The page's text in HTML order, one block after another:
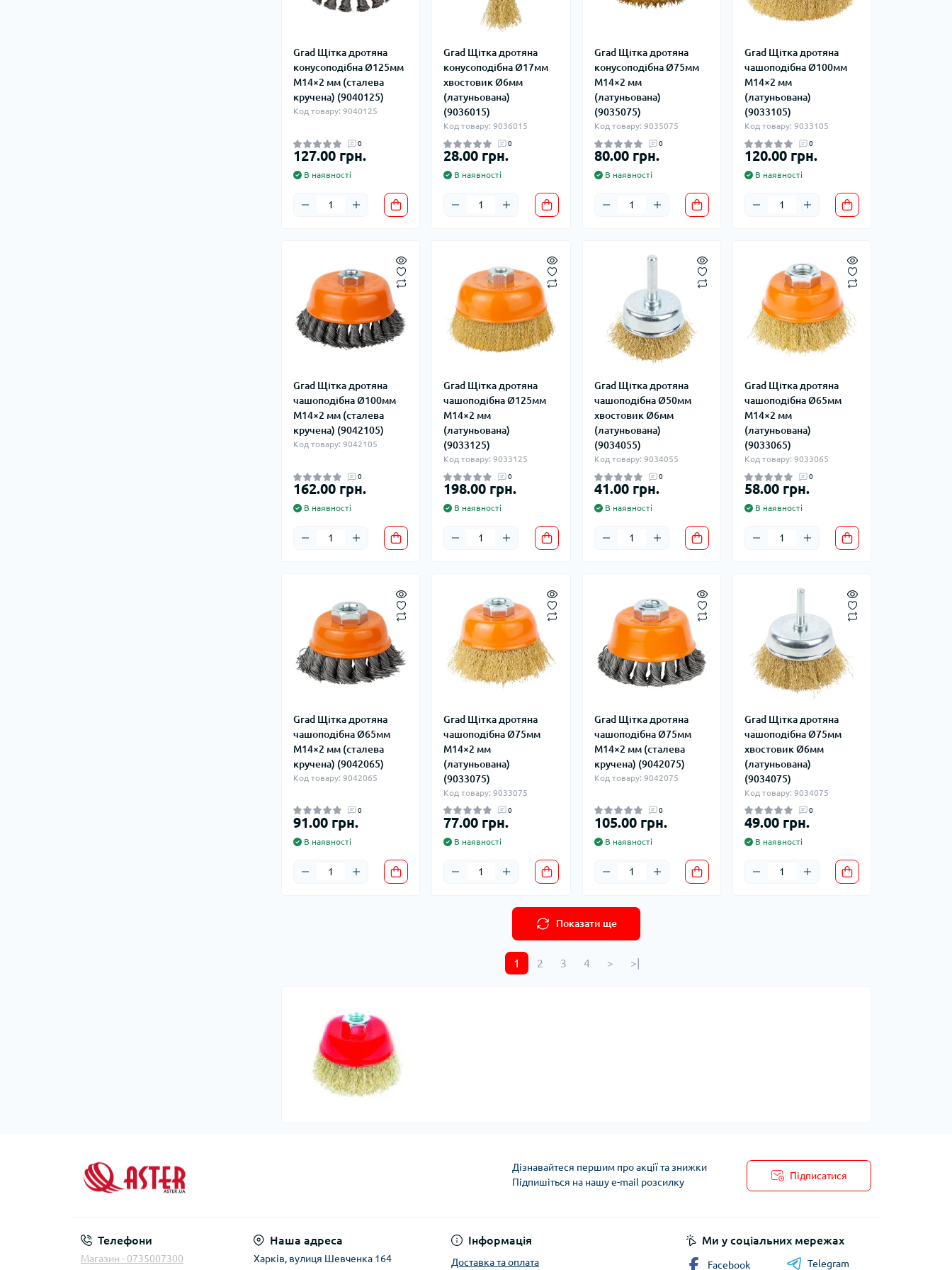
Grad Щітка дротяна
конусоподібна Ø125мм
М14×2 мм (сталева
кручена) (9040125)
Код товару: 9040125
0
127.00 грн.
В наявності
Grad Щітка дротяна
конусоподібна Ø17мм
хвостовик Ø6мм
(латуньована)
(9036015)
Код товару: 9036015
0
28.00 грн.
В наявності
Grad Щітка дротяна
конусоподібна Ø75мм
М14×2 мм
(латуньована)
(9035075)
Код товару: 9035075
0
80.00 грн.
В наявності
Grad Щітка дротяна
чашоподібна Ø100мм
М14×2 мм
(латуньована)
(9033105)
Код товару: 9033105
0
120.00 грн.
В наявності
Grad Щітка дротяна
чашоподібна Ø100мм
М14×2 мм (сталева
кручена) (9042105)
Код товару: 9042105
0
162.00 грн.
В наявності
Grad Щітка дротяна
чашоподібна Ø125мм
М14×2 мм
(латуньована)
(9033125)
Код товару: 9033125
0
198.00 грн.
В наявності
Grad Щітка дротяна
чашоподібна Ø50мм
хвостовик Ø6мм
(латуньована)
(9034055)
Код товару: 9034055
0
41.00 грн.
В наявності
Grad Щітка дротяна
чашоподібна Ø65мм
М14×2 мм
(латуньована)
(9033065)
Код товару: 9033065
0
58.00 грн.
В наявності
Grad Щітка дротяна
чашоподібна Ø65мм
М14×2 мм (сталева
кручена) (9042065)
Код товару: 9042065
0
91.00 грн.
В наявності
Grad Щітка дротяна
чашоподібна Ø75мм
М14×2 мм
(латуньована)
(9033075)
Код товару: 9033075
0
77.00 грн.
В наявності
Grad Щітка дротяна
чашоподібна Ø75мм
М14×2 мм (сталева
кручена) (9042075)
Код товару: 9042075
0
105.00 грн.
В наявності
Grad Щітка дротяна
чашоподібна Ø75мм
хвостовик Ø6мм
(латуньована)
(9034075)
Код товару: 9034075
0
49.00 грн.
В наявності
Показати ще
1 2 3 4 > >|
Дізнавайтеся першим про акції та знижки
Підпишіться на нашу e-mail розсилку
Підписатися
Телефони
Магазин - 0735007300
Наша адреса
Харків, вулиця Шевченка 164
Інформація
Доставка та оплата
Ми у соціальних мережах
Facebook Telegram